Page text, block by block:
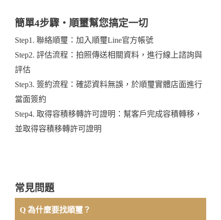
簡單4步驟・順璽幫您搞定一切
Step1. 聯絡順璽：加入 順璽Line官方帳號
Step2. 評估流程：拍照傳送相關資料，進行線上諮詢與
評估
Step3. 簽約流程：確認資料無誤，於順璽實體店面進行
當面簽約
Step4. 取得容積移轉許可證明：幫客戶完成容積轉移，
並取得容積移轉許可證明
常見問題
Q 為什麼要找順璽？